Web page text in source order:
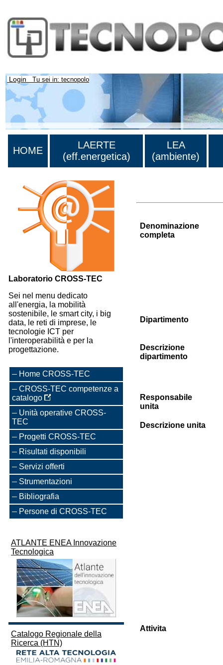
Login Tu sei in: tecnopolo
HOME
LAERTE
(eff.energetica)
LEA
(ambiente)
Laboratorio CROSS-TEC
Sei nel menu dedicato
all'energia, la mobilità
sostenibile, le smart city, i big
data, le reti di imprese, le
tecnologie ICT per
l'interoperabilità e per la
progettazione.
Home CROSS-TEC
CROSS-TEC competenze a
catalogo
Unità operative CROSS-
TEC
Progetti CROSS-TEC
Risultati disponibili
Servizi offerti
Strumentazioni
Bibliografia
Persone di CROSS-TEC
ATLANTE ENEA Innovazione
Tecnologica
Catalogo Regionale della
Ricerca (HTN)
Denominazione
completa
Dipartimento
Descrizione
dipartimento
Responsabile
unita
Descrizione unita
Attivita